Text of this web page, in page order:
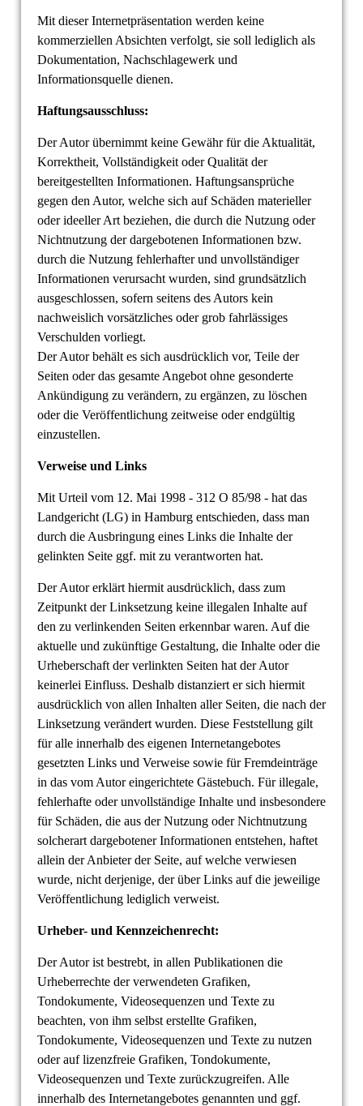
Mit dieser Internetpräsentation werden keine
kommerziellen Absichten verfolgt, sie soll lediglich als
Dokumentation, Nachschlagewerk und
Informationsquelle dienen.
Haftungsausschluss:
Der Autor übernimmt keine Gewähr für die Aktualität,
Korrektheit, Vollständigkeit oder Qualität der
bereitgestellten Informationen. Haftungsansprüche
gegen den Autor, welche sich auf Schäden materieller
oder ideeller Art beziehen, die durch die Nutzung oder
Nichtnutzung der dargebotenen Informationen bzw.
durch die Nutzung fehlerhafter und unvollständiger
Informationen verursacht wurden, sind grundsätzlich
ausgeschlossen, sofern seitens des Autors kein
nachweislich vorsätzliches oder grob fahrlässiges
Verschulden vorliegt.
Der Autor behält es sich ausdrücklich vor, Teile der
Seiten oder das gesamte Angebot ohne gesonderte
Ankündigung zu verändern, zu ergänzen, zu löschen
oder die Veröffentlichung zeitweise oder endgültig
einzustellen.
Verweise und Links
Mit Urteil vom 12. Mai 1998 - 312 O 85/98 - hat das
Landgericht (LG) in Hamburg entschieden, dass man
durch die Ausbringung eines Links die Inhalte der
gelinkten Seite ggf. mit zu verantworten hat.
Der Autor erklärt hiermit ausdrücklich, dass zum
Zeitpunkt der Linksetzung keine illegalen Inhalte auf
den zu verlinkenden Seiten erkennbar waren. Auf die
aktuelle und zukünftige Gestaltung, die Inhalte oder die
Urheberschaft der verlinkten Seiten hat der Autor
keinerlei Einfluss. Deshalb distanziert er sich hiermit
ausdrücklich von allen Inhalten aller Seiten, die nach der
Linksetzung verändert wurden. Diese Feststellung gilt
für alle innerhalb des eigenen Internetangebotes
gesetzten Links und Verweise sowie für Fremdeinträge
in das vom Autor eingerichtete Gästebuch. Für illegale,
fehlerhafte oder unvollständige Inhalte und insbesondere
für Schäden, die aus der Nutzung oder Nichtnutzung
solcherart dargebotener Informationen entstehen, haftet
allein der Anbieter der Seite, auf welche verwiesen
wurde, nicht derjenige, der über Links auf die jeweilige
Veröffentlichung lediglich verweist.
Urheber- und Kennzeichenrecht:
Der Autor ist bestrebt, in allen Publikationen die
Urheberrechte der verwendeten Grafiken,
Tondokumente, Videosequenzen und Texte zu
beachten, von ihm selbst erstellte Grafiken,
Tondokumente, Videosequenzen und Texte zu nutzen
oder auf lizenzfreie Grafiken, Tondokumente,
Videosequenzen und Texte zurückzugreifen. Alle
innerhalb des Internetangebotes genannten und ggf.